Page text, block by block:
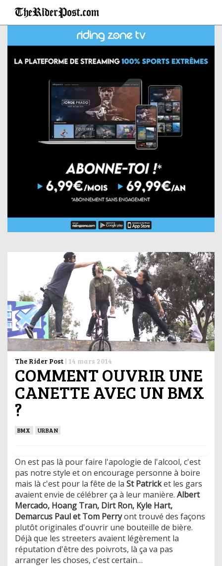
The Rider Post | 14 mars 2014
COMMENT OUVRIR UNE
CANETTE AVEC UN BMX
?
BMX URBAN
On est pas là pour faire l'apologie de l'alcool, c'est
pas notre style et on encourage personne à boire
mais là c'est pour la fête de la St Patricket les gars
avaient envie de célébrer ça à leur manière. Albert
Mercado, Hoang Tran, Dirt Ron, Kyle Hart,
Demarcus Paul et Tom Perryont trouvé des façons
plutôt originales d'ouvrir une bouteille de bière.
​Déjà que les streeters avaient légèrement la
réputation d'être des poivrots, là ça va pas
arranger les choses, c'est certain…